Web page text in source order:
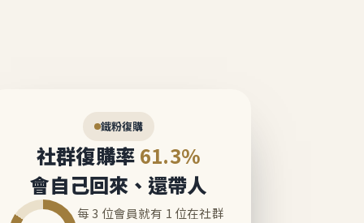
鐵粉復購
社群復購率 61.3%
會自己回來、還帶人
每 3 位會員就有 1 位在社群